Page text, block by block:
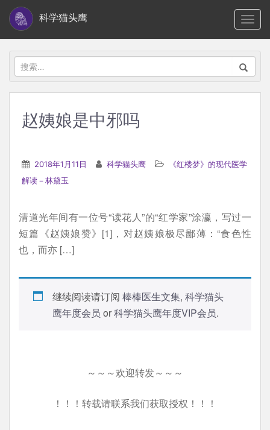
i
科学猫头鹰
搜
索：
赵姨娘是中邪吗
2018年1月11日 科学猫头鹰
《红楼梦》的现代医学
解读－林黛玉
清道光年间有一位号“读花人”的“红学家”涂瀛，写过一
短篇《赵姨娘赞》[1]，对赵姨娘极尽鄙薄：“食色性
也，而亦 […]
继续阅读请订阅 棒棒医生文集, 科学猫头
鹰年度会员 or科学猫头鹰年度VIP会员.
～～～欢迎转发～～～
！！！转载请联系我们获取授权！！！